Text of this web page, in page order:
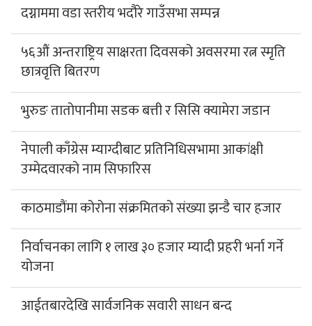
दग्नाममा वडा स्तरीय भदौरे गाउँसभा सम्पन्न
५६औं अन्तराष्ट्रिय साक्षरता दिवसको अवसरमा रत्न स्मृति
छात्रवृत्ति बितरण
भुरुङ तातोपानीमा सडक बत्ती र सिसि क्यामेरा जडान
नेपाली काँग्रेस म्याग्दीबाट प्रतिनिधिसभामा आकांक्षी
उम्मेदवारको नाम सिफारिस
काठमाडौंमा कोरोना संक्रमितको संख्या झन्डै चार हजार
निर्वाचनका लागि १ लाख ३० हजार म्यादी प्रहरी भर्ना गर्ने
योजना
आईतबारदेखि सार्वजनिक सवारी साधन बन्द